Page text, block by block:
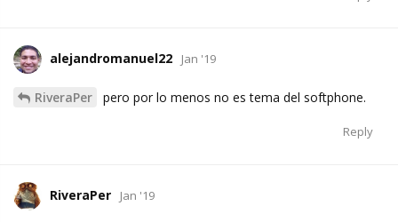
alejandromanuel22 Jan '19
RiveraPer pero por lo menos no es tema del softphone.
Reply
RiveraPer Jan '19